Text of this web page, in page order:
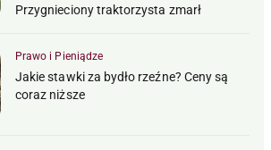
Przygnieciony traktorzysta zmarł
Prawo i Pieniądze
Jakie stawki za bydło rzeźne? Ceny są
coraz niższe